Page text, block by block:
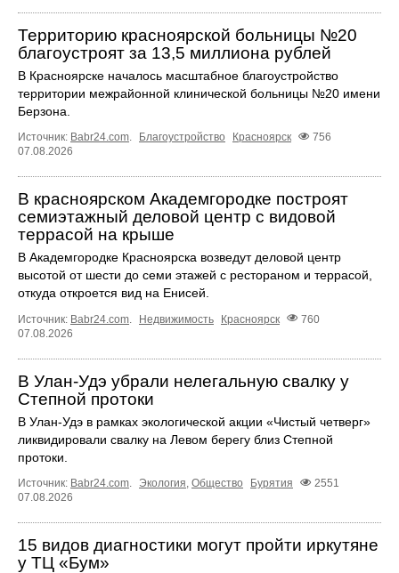
Территорию красноярской больницы №20
благоустроят за 13,5 миллиона рублей
В Красноярске началось масштабное благоустройство
территории межрайонной клинической больницы №20 имени
Берзона.
Источник: Babr24.com. Благоустройство Красноярск
756
07.08.2026
В красноярском Академгородке построят
семиэтажный деловой центр с видовой
террасой на крыше
В Академгородке Красноярска возведут деловой центр
высотой от шести до семи этажей с рестораном и террасой,
откуда откроется вид на Енисей.
Источник: Babr24.com Недвижимость Красноярск
760
07.08.2026
В Улан-Удэ убрали нелегальную свалку у
Степной протоки
В Улан-Удэ в рамках экологической акции «Чистый четверг»
ликвидировали свалку на Левом берегу близ Степной
протоки.
Источник: Babr24.com Экология Общество Бурятия
2551
07.08.2026
15 видов диагностики могут пройти иркутяне
у ТЦ «Бум»